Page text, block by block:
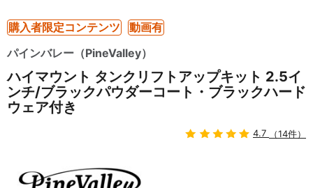
購入者限定コンテンツ
動画有
パインバレー（PineValley）
ハイマウント タンクリフトアップキット 2.5イ
ンチ/ブラックパウダーコート・ブラックハード
ウェア付き
4.7 （14件）